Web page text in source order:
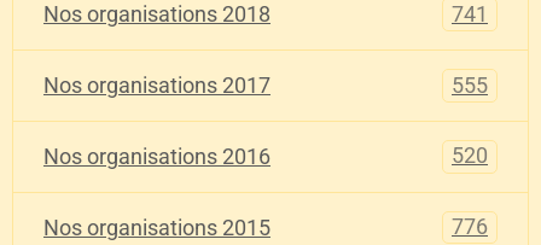
Nos organisations 2018 741
Nos organisations 2017 555
Nos organisations 2016 520
Nos organisations 2015 776